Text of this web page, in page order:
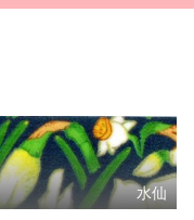
水仙